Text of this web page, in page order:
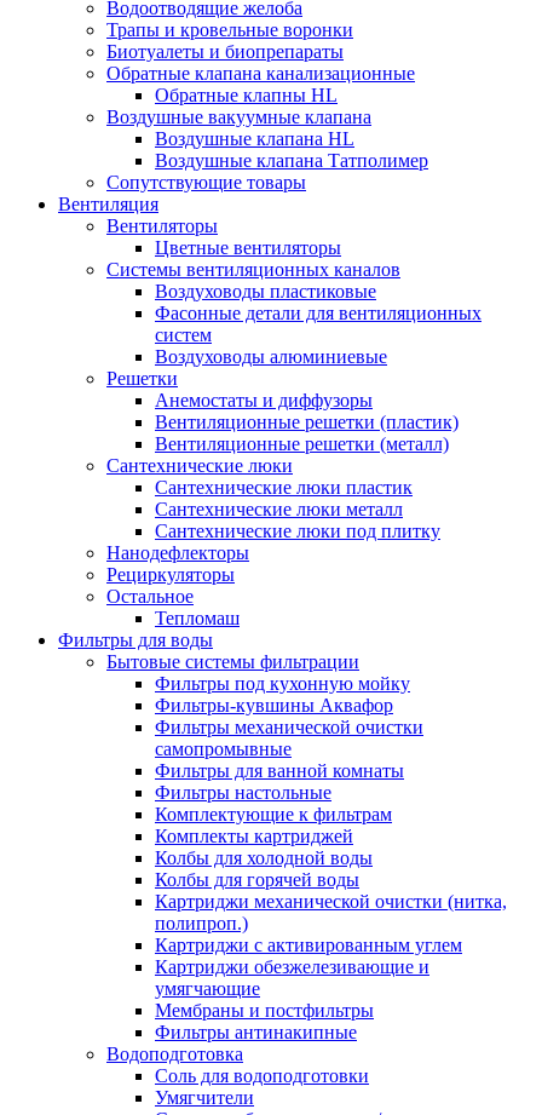
Водоотводящие желоба
Трапы и кровельные воронки
Биотуалеты и биопрепараты
Обратные клапана канализационные
Обратные клапны HL
Воздушные вакуумные клапана
Воздушные клапана HL
Воздушные клапана Татполимер
Сопутствующие товары
Вентиляция
Вентиляторы
Цветные вентиляторы
Системы вентиляционных каналов
Воздуховоды пластиковые
Фасонные детали для вентиляционных
систем
Воздуховоды алюминиевые
Решетки
Анемостаты и диффузоры
Вентиляционные решетки (пластик)
Вентиляционные решетки (металл)
Сантехнические люки
Сантехнические люки пластик
Сантехнические люки металл
Сантехнические люки под плитку
Нанодефлекторы
Рециркуляторы
Остальное
Тепломаш
Фильтры для воды
Бытовые системы фильтрации
Фильтры под кухонную мойку
Фильтры-кувшины Аквафор
Фильтры механической очистки
самопромывные
Фильтры для ванной комнаты
Фильтры настольные
Комплектующие к фильтрам
Комплекты картриджей
Колбы для холодной воды
Колбы для горячей воды
Картриджи механической очистки (нитка,
полипроп.)
Картриджи с активированным углем
Картриджи обезжелезивающие и
умягчающие
Мембраны и постфильтры
Фильтры антинакипные
Водоподготовка
Соль для водоподготовки
Умягчители